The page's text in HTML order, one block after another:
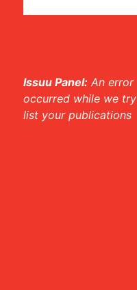
Issuu Panel: An error
occurred while we try
list your publications